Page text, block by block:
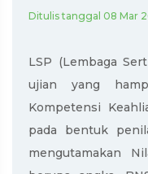
Ditulis tanggal 08 Mar
LSP (Lembaga
ujian yang
Kompetensi
pada bentuk
mengutamakan